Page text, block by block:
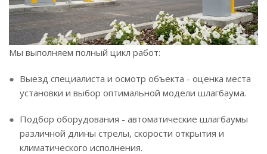
Мы выполняем полный цикл работ:
Выезд специалиста и осмотр объекта - оценка места
установки и выбор оптимальной модели шлагбаума.
Подбор оборудования - автоматические шлагбаумы
различной длины стрелы, скорости открытия и
климатического исполнения.